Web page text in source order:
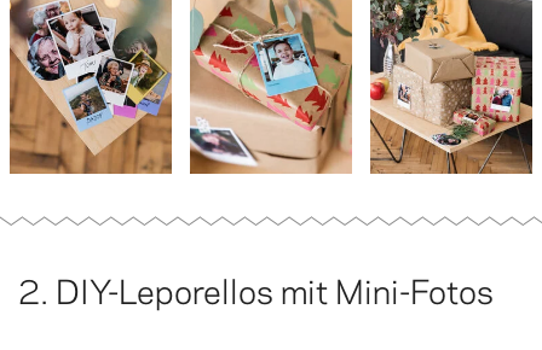
2. DIY-Leporellos mit Mini-Fotos